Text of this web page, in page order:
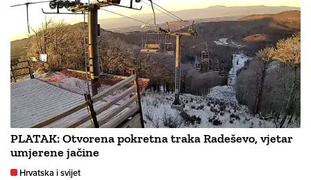
PLATAK: Otvorena pokretna traka Radeševo, vjetar
umjerene jačine
Hrvatska i svijet